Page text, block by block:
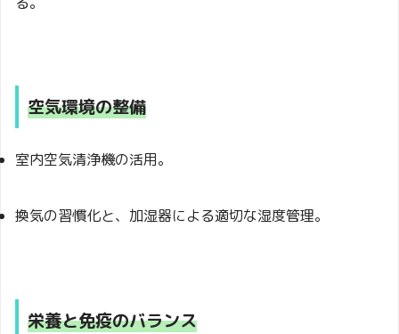
空気環境の整備
室内空気清浄機の活用。
換気の習慣化と、加湿器による適切な湿度管理。
栄養と免疫のバランス